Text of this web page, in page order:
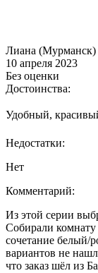
Лиана (Мурманск)
10 апреля 2023
Без оценки
Достоинства:
Удобный,
Недостатки:
Нет
Комментарий:
Из этой серии
Собирали комнату
сочетание белый/
вариантов не
что заказ шёл из